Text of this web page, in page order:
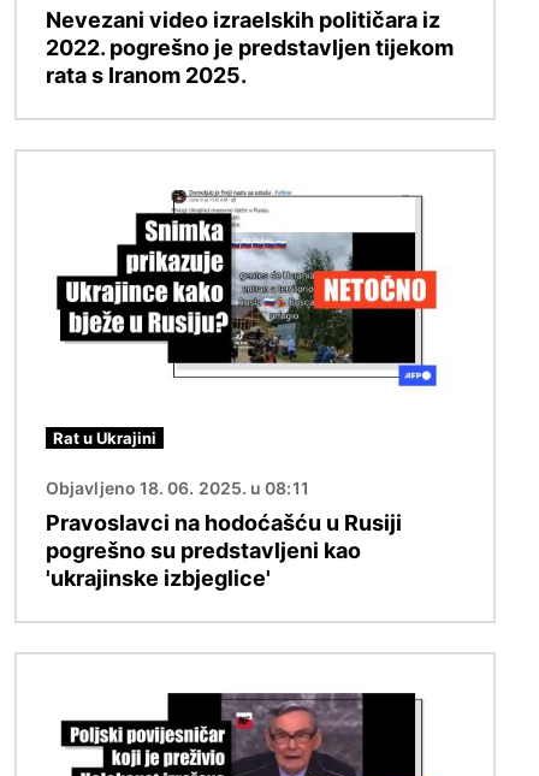
Nevezani video izraelskih političara iz
2022. pogrešno je predstavljen tijekom
rata s Iranom 2025.
Rat u Ukrajini
Objavljeno 18. 06. 2025. u 08:11
Pravoslavci na hodoćašću u Rusiji
pogrešno su predstavljeni kao
'ukrajinske izbjeglice'